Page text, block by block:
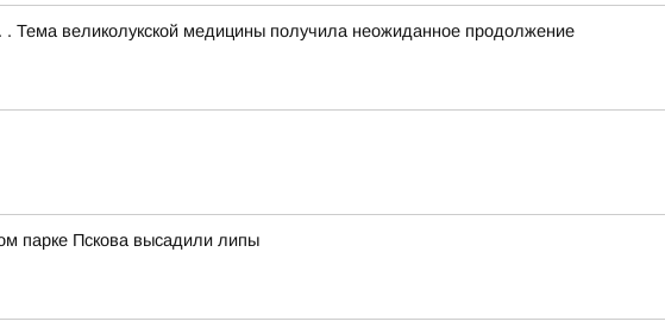
Тема великолукской медицины получила неожиданное продолжение
парке Пскова высадили липы